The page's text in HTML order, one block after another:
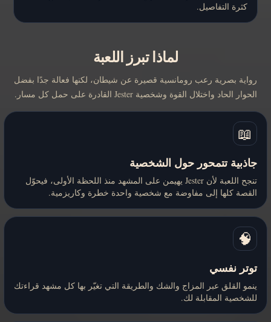
كثرة التفاصيل.
لماذا تبرز اللعبة
رواية بصرية رعب رومانسية قصيرة عن شيطان، لكنها فعالة جدًا بفضل
الحوار الحاد واختلال القوة وشخصية Jester القادرة على حمل كل مسار.
📖
جاذبية تتمحور حول الشخصية
تنجح اللعبة لأن Jester يهيمن على المشهد منذ اللحظة الأولى، فيحوّل
القصة كلها إلى مفاوضة مع شخصية واحدة خطرة وكاريزمية.
🧠
توتر نفسي
ينمو القلق عبر المزاج والشك والطريقة التي تغيّر بها كل مشهد قراءتك
للشخصية المقابلة لك.